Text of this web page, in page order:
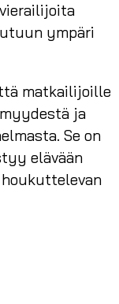
ympäri
matkailijoille
ja
Se on
elävään